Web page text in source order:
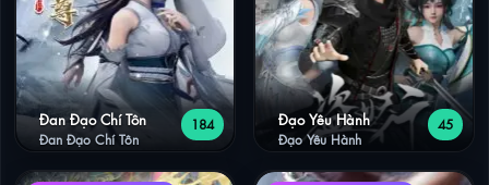
184
Đan Đạo Chí Tôn
Đan Đạo Chí Tôn
45
Đạo Yêu Hành
Đạo Yêu Hành